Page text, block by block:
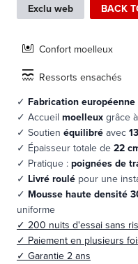
Exclu web BACK
Confort moelleux
Ressorts ensachés
✓ Fabrication européenne
✓ Accueil moelleuxgrâce
✓ Soutien équilibréavec
✓ Épaisseur totale de22
✓ Pratique :poignées de
✓ Livré roulé pour une
✓ Mousse haute densité
uniforme
✓ 200 nuits d'essai sans
✓ Paiement en plusieurs
✓ Garantie 2 ans